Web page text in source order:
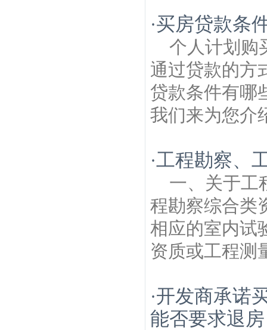
·买房贷款条
个人计划购
通过贷款的方
贷款条件有哪
我们来为您介
·工程勘察、
一、关于工
程勘察综合类
相应的室内试
资质或工程测
·开发商承诺
能否要求退房